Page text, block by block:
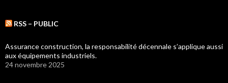
RSS – PUBLIC
Assurance construction, la responsabilité décennale s’applique aussi
aux équipements industriels.
24 novembre 2025